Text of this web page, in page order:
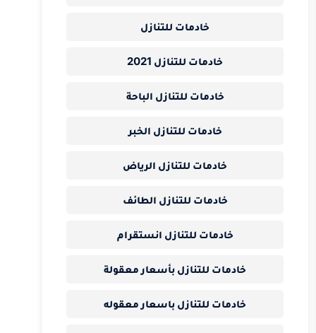
خادمات للتنازل
خادمات للتنازل 2021
خادمات للتنازل الباحة
خادمات للتنازل الخبر
خادمات للتنازل الرياض
خادمات للتنازل الطائف
خادمات للتنازل انستقرام
خادمات للتنازل بأسعار معقولة
خادمات للتنازل باسعار معقوله